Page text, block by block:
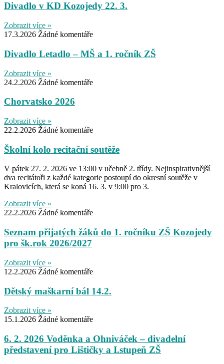
Divadlo v KD Kozojedy 22. 3.
Zobrazit více »
17.3.2026 Žádné komentáře
Divadlo Letadlo – MŠ a 1. ročník ZŠ
Zobrazit více »
24.2.2026 Žádné komentáře
Chorvatsko 2026
Zobrazit více »
22.2.2026 Žádné komentáře
Školní kolo recitační soutěže
V pátek 27. 2. 2026 ve 13:00 v učebně 2. třídy. Nejinspirativnější
dva recitátoři z každé kategorie postoupí do okresní soutěže v
Kralovicích, která se koná 16. 3. v 9:00 pro 3.
Zobrazit více »
22.2.2026 Žádné komentáře
Seznam přijatých žáků do 1. ročníku ZŠ Kozojedy
pro šk.rok 2026/2027
Zobrazit více »
12.2.2026 Žádné komentáře
Dětský maškarní bál 14.2.
Zobrazit více »
15.1.2026 Žádné komentáře
6. 2. 2026 Voděnka a Ohniváček – divadelní
představení pro Lištičky a I.stupeň ZŠ